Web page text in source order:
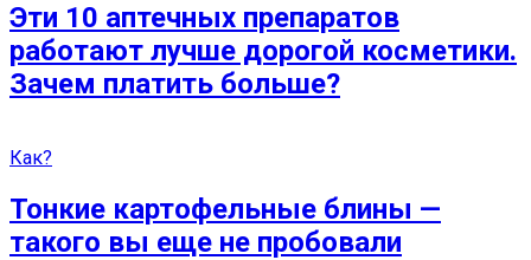
Эти 10 аптечных препаратов
работают лучше дорогой косметики.
Зачем платить больше?
Как?
Тонкие картофельные блины —
такого вы еще не пробовали